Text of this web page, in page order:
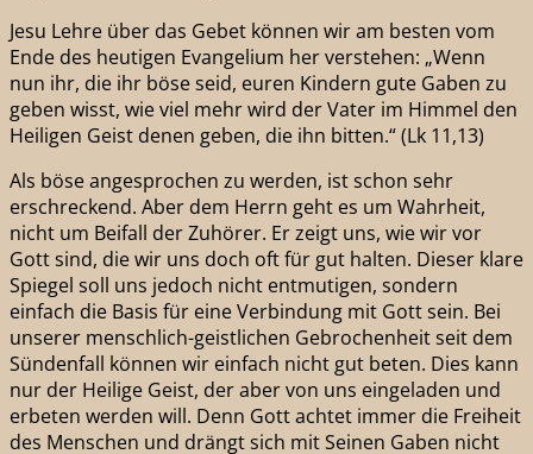
Jesu Lehre über das Gebet können wir am besten vom
Ende des heutigen Evangelium her verstehen: „Wenn
nun ihr, die ihr böse seid, euren Kindern gute Gaben zu
geben wisst, wie viel mehr wird der Vater im Himmel den
Heiligen Geist denen geben, die ihn bitten.“ (Lk 11,13)
Als böse angesprochen zu werden, ist schon sehr
erschreckend. Aber dem Herrn geht es um Wahrheit,
nicht um Beifall der Zuhörer. Er zeigt uns, wie wir vor
Gott sind, die wir uns doch oft für gut halten. Dieser klare
Spiegel soll uns jedoch nicht entmutigen, sondern
einfach die Basis für eine Verbindung mit Gott sein. Bei
unserer menschlich-geistlichen Gebrochenheit seit dem
Sündenfall können wir einfach nicht gut beten. Dies kann
nur der Heilige Geist, der aber von uns eingeladen und
erbeten werden will. Denn Gott achtet immer die Freiheit
des Menschen und drängt sich mit Seinen Gaben nicht